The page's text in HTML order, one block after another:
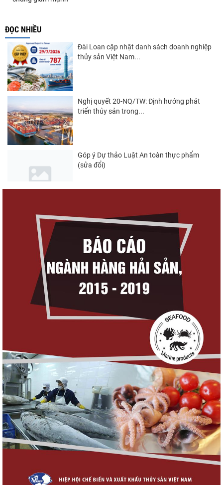
ĐỌC NHIỀU
Đài Loan cập nhật danh sách doanh nghiệp
thủy sản Việt Nam...
Nghị quyết 20-NQ/TW: Định hướng phát
triển thủy sản trong...
Góp ý Dự thảo Luật An toàn thực phẩm
(sửa đổi)
tôm Việt tại thị...
Góp ý dự thảo Thông tư quy định việc cập
nhật, truy cập,...
Xuất khẩu cá tra sang CPTPP: Mở rộng cơ
Xuất khẩu cá ngừ Việt Nam sang Canada
tăng nhẹ, áp lực mới...
Nguồn cung giảm, giá cá rô phi Trung Quốc
tiếp tục tăng
Trung Quốc tăng mạnh nhập khẩu mực,